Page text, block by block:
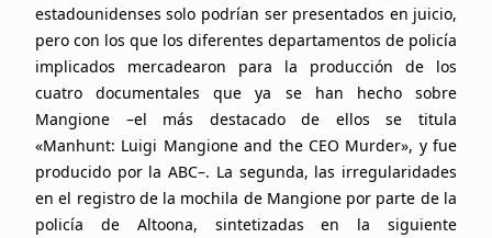
estadounidenses solo podrían ser presentados en juicio,
pero con los que los diferentes departamentos de policía
implicados mercadearon para la producción de los
cuatro documentales que ya se han hecho sobre
Mangione –el más destacado de ellos se titula
«Manhunt: Luigi Mangione and the CEO Murder», y fue
producido por la ABC–. La segunda, las irregularidades
en el registro de la mochila de Mangione por parte de la
policía de Altoona, sintetizadas en la siguiente